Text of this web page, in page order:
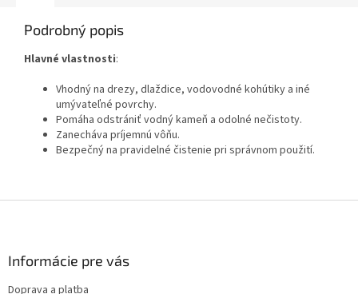
Podrobný popis
Hlavné vlastnosti:
Vhodný na drezy, dlaždice, vodovodné kohútiky a iné
umývateľné povrchy.
Pomáha odstrániť vodný kameň a odolné nečistoty.
Zanecháva príjemnú vôňu.
Bezpečný na pravidelné čistenie pri správnom použití.
Informácie pre vás
Doprava a platba